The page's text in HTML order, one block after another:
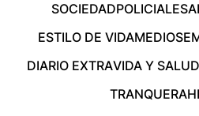
SOCIEDADPOLICIALES
ESTILO DE VIDAMEDIOS
DIARIO EXTRAVIDA Y
TRANQUERA